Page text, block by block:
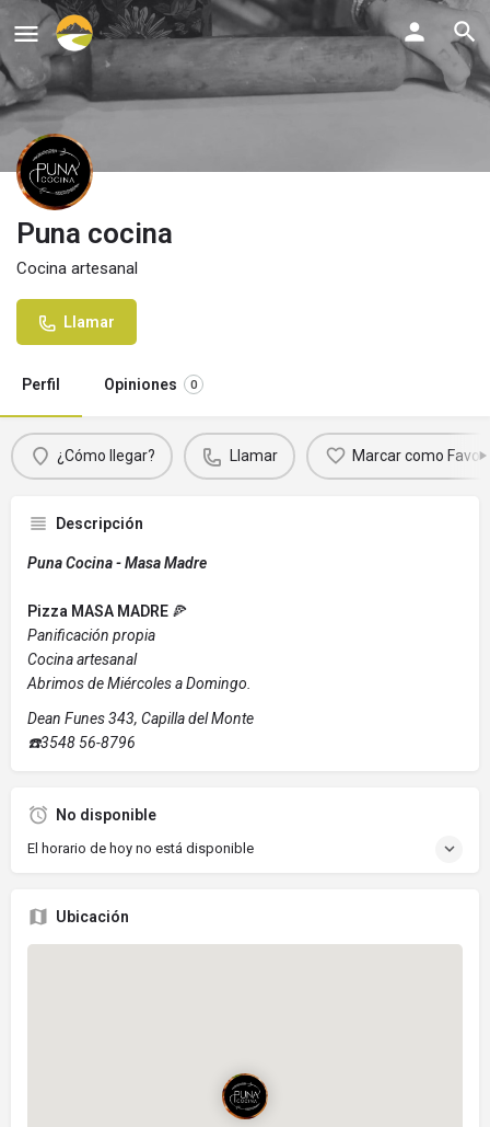
Puna cocina
Cocina artesanal
Llamar
Perfil Opiniones 0
¿Cómo llegar? Llamar Marcar como
Descripción
Puna Cocina -Masa Madre
Pizza MASA MADRE 🍕
Panificación propia
Cocina artesanal
Abrimos de Miércoles a Domingo.
Dean Funes 343, Capilla del Monte
☎️3548 56-8796
No disponible
El horario de hoy no está disponible
Ubicación